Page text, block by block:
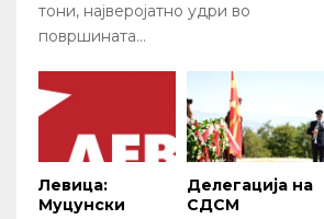
тони, најверојатно удри во
површината...
Левица:
Муцунски
Делегација на
СДСМ